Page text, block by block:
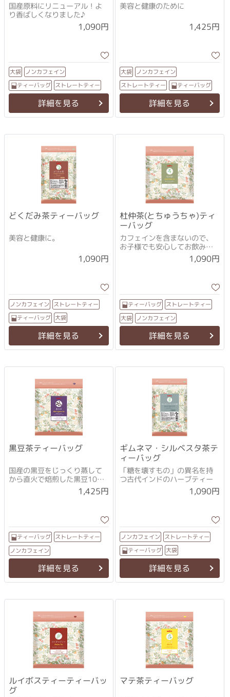
国産原料にリニューアル！よ
り香ばしくなりました♪
1,090円
大袋 ノンカフェイン
ティーバッグ ストレートティー
詳細を見る
美容と健康のために
1,425円
大袋 ノンカフェイン
ストレートティー ティーバッグ
詳細を見る
どくだみ茶ティーバッグ
美容と健康に。
1,090円
ノンカフェイン ストレートティー
ティーバッグ 大袋
詳細を見る
杜仲茶(とちゅうちゃ)ティ
ーバッグ
カフェインを含まないので、
お子様でも安心してお飲みい
1,090円
ティーバッグ ストレートティー
大袋 ノンカフェイン
詳細を見る
黒豆茶ティーバッグ
国産の黒豆をじっくり蒸して
から直火で焙煎した黒豆100%
1,425円
ティーバッグ ストレートティー
ノンカフェイン
詳細を見る
ギムネマ・シルベスタ茶テ
ィーバッグ
「糖を壊すもの」の異名を持
つ古代インドのハーブティー
1,090円
ノンカフェイン ストレートティー
ティーバッグ 大袋
詳細を見る
ルイボスティーティーバッ
グ
マテ茶ティーバッグ